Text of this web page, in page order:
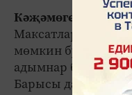
Кәҗәмөгез (22
Максатларыгыз
мөмкин
адымнар белән
Барысы да үз